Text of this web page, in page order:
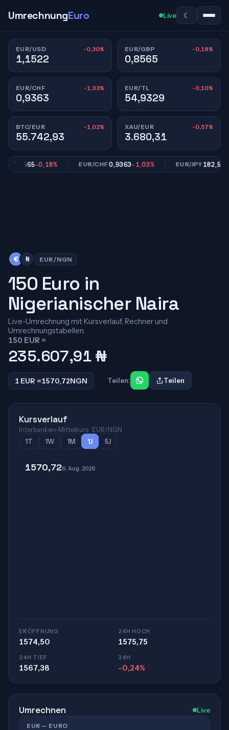
UmrechnungEuro Live ☾
EUR/USD -0,30%
1,1522
EUR/GBP -0,18%
0,8565
EUR/CHF -1,03%
0,9363
EUR/TL -0,10%
54,9329
BTC/EUR -1,02%
55.742,93
XAU/EUR -0,57%
3.680,31
0,8565-0,18% EUR/CHF0,9363-1,03% EUR/JPY182,59-
€ ₦ EUR/NGN
150 Euro in
Nigerianischer Naira
Live-Umrechnung mit Kursverlauf, Rechner und
Umrechnungstabellen.
150 EUR =
235.607,91 ₦
1 EUR =1570,72NGN Teilen: Teilen
Kursverlauf
Interbanken-Mittelkurs · EUR/NGN
1T
1W 1M 1J 5J
1570,726. Aug. 2026
ERÖFFNUNG
1574,50
24H HOCH
1575,75
24H TIEF
1567,38
24H
-0,24%
Umrechnen Live
EUR — EURO